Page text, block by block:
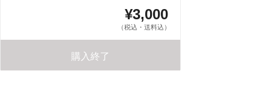
¥3,000
（税込・送料込）
購入終了